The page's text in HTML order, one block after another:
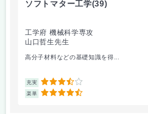
ソフトマター工学(39)
工学府 機械科学専攻
山口哲生先生
高分子材料などの基礎知識を得...
充実 3.5
楽単 4.5